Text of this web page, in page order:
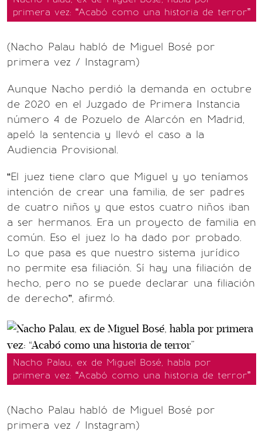
primera vez: “Acabó como una historia de terror”
(Nacho Palau habló de Miguel Bosé por
primera vez / Instagram)
Aunque Nacho perdió la demanda en octubre
de 2020 en el Juzgado de Primera Instancia
número 4 de Pozuelo de Alarcón en Madrid,
apeló la sentencia y llevó el caso a la
Audiencia Provisional.
“El juez tiene claro que Miguel y yo teníamos
intención de crear una familia, de ser padres
de cuatro niños y que estos cuatro niños iban
a ser hermanos. Era un proyecto de familia en
común. Eso el juez lo ha dado por probado.
Lo que pasa es que nuestro sistema jurídico
no permite esa filiación. Sí hay una filiación de
hecho, pero no se puede declarar una filiación
de derecho”, afirmó.
Nacho Palau, ex de Miguel Bosé, habla por
primera vez: “Acabó como una historia de terror”
(Nacho Palau habló de Miguel Bosé por
primera vez / Instagram)